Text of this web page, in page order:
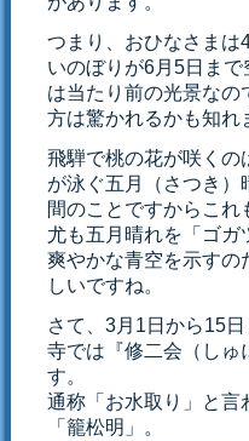
つまり、おひなさまは
いのぼりが6月5日ま
は当たり前の光景なの
方は驚かれるかも知れ
飛騨で桃の花が咲くの
が泳ぐ五月（さつき）
間のことですからこれ
尤も五月晴れを「ゴガ
爽やかな青空を示すの
しいですね。
さて、3月1日から15
寺では『修二会（しゅ
す。
通称「お水取り」と言
「籠松明」。